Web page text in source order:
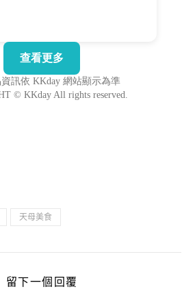
天母美食
留下一個回覆